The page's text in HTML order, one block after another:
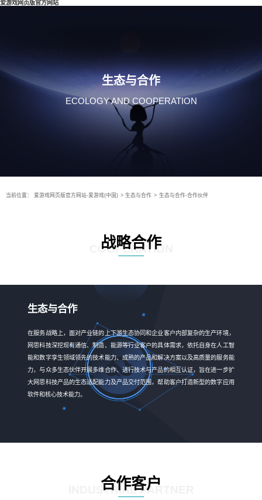
爱游戏网页版官方网站
生态与合作
ECOLOGY AND COOPERATION
当前位置： 爱游戏网页版官方网站-爱游戏(中国) > 生态与合作 > 生态与合作-合作伙伴
战略合作
COOPERATION
生态与合作
在服务战略上，面对产业链的上下游生态协同和企业客户内部复杂的生产环境，
网思科技深挖现有通信、制造、能源等行业客户的具体需求，依托自身在人工智
能和数字孪生领域领先的技术能力、成熟的产品和解决方案以及高质量的服务能
力，与众多生态伙伴开展多维合作、进行技术与产品的相互认证，旨在进一步扩
大网思科技产品的生态适配能力及产品交付范围，帮助客户打造新型的数字应用
软件和核心技术能力。
合作客户
INDUSTRIAL PARTNER